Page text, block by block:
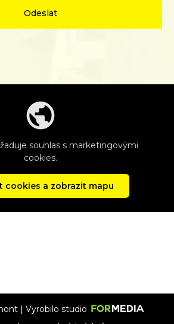
Odeslat
souhlas s marketingovými
cookies.
cookies a zobrazit mapu
| Vyrobilo studio